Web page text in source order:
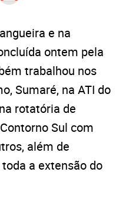
e na
ontem pela
trabalhou nos
Sumaré, na ATI do
rotatória de
Sul com
além de
a extensão do